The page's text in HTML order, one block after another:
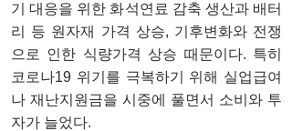
기 대응을 위한 화석연료 감축 생산과 배터
리 등 원자재 가격 상승, 기후변화와 전쟁
으로 인한 식량가격 상승 때문이다. 특히
코로나19 위기를 극복하기 위해 실업급여
나 재난지원금을 시중에 풀면서 소비와 투
자가 늘었다.